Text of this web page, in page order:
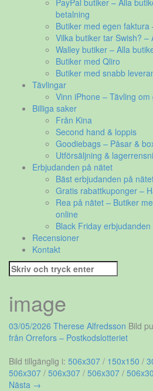
PayPal butiker – Alla
betalning
Butiker med egen faktura
Vilka butiker tar Swish? –
Walley butiker – Alla
Butiker med Qliro
Butiker med snabb
Tävlingar
Vinn iPhone – Tävling
Billiga saker
Från Kina
Second hand & loppis
Goodiebags – Påsar &
Utförsäljning &
Erbjudanden på nätet
Bäst erbjudanden på
Gratis rabattkuponger –
Rea på nätet – Butiker
online
Black Friday erbjudanden
Recensioner
Kontakt
Sök
efter:
image
03/05/2026 Therese Alfredsson Bild
från Orrefors – Postkodslotteriet
Bild tillgänglig i: 506x307 / 150x150 /
506x307 / 506x307 / 506x307 /
Nästa →